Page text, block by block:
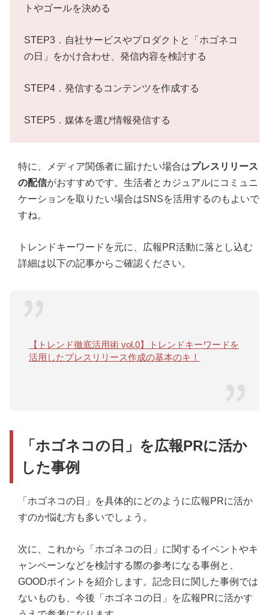
トやゴールを決める
STEP3．自社サービスやプロダクトと「ホゴネコ
の日」をかけ合わせ、発信内容を検討する
STEP4．発信するコンテンツを作成する
STEP5．媒体を選び情報発信する
特に、メディア関係者に届けたい場合はプレスリリース
の配信がおすすめです。生活者とカジュアルにコミュニ
ケーションを取りたい場合はSNSを活用するのもよいで
すね。
トレンドキーワードを元に、広報PR活動に落とし込む
詳細は以下の記事からご確認ください。
【トレンド徹底活用術 vol.0】トレンドキーワードを
活用したプレスリリース作成の基本のキ！
「ホゴネコの日」を広報PRに活か
した事例
「ホゴネコの日」を具体的にどのように広報PRに活か
すのか悩む方も多いでしょう。
次に、これから「ホゴネコの日」に関するイベントやキ
ャンペーンなどを検討する際の参考になる事例と、
GOODポイントを紹介します。記念日に関した事例では
ないものも、今後「ホゴネコの日」を広報PRに活かす